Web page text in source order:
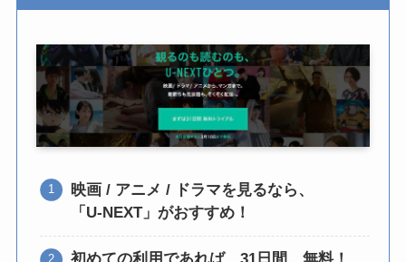
映画 / アニメ / ドラマを見るなら、
「U-NEXT」がおすすめ！